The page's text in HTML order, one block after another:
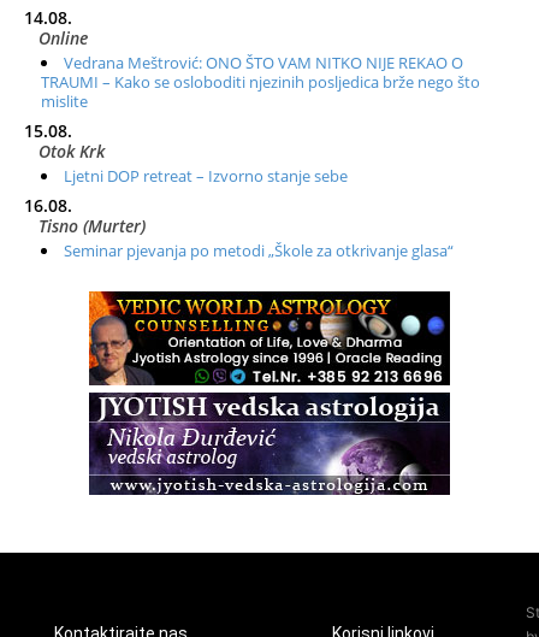
14.08.
Online
Vedrana Meštrović: ONO ŠTO VAM NITKO NIJE REKAO O
TRAUMI – Kako se osloboditi njezinih posljedica brže nego što
mislite
15.08.
Otok Krk
Ljetni DOP retreat – Izvorno stanje sebe
16.08.
Tisno (Murter)
Seminar pjevanja po metodi „Škole za otkrivanje glasa“
Radionica: Pomagači iz drugih dimenzija Online – otvoreno za
Zagreb+Online
Osnovni ThetaHealing® tečaj, Zagreb i Online
Access BARS®, otpusti stres
Kontaktirajte nas Korisni linkovi